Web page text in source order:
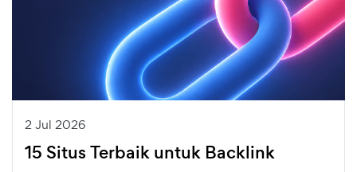
2 Jul 2026
15 Situs Terbaik untuk Backlink